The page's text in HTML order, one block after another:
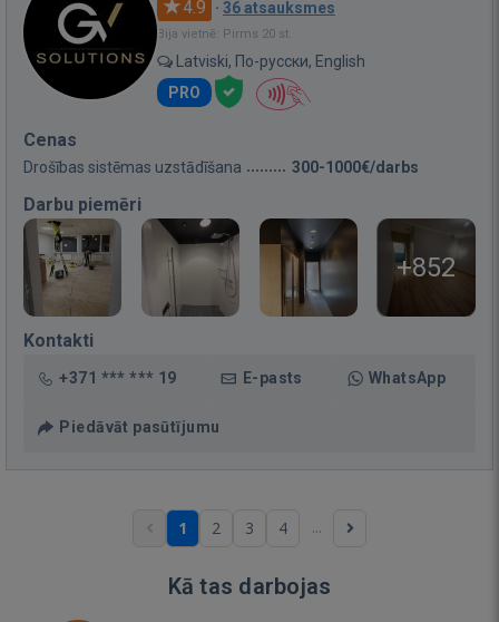
4.9 · 36 atsauksmes
Bija vietnē: Pirms 20 st.
Latviski, По-русски, English
PRO
Cenas
Drošības sistēmas uzstādīšana 300-1000€/darbs
Darbu piemēri
+852
Kontakti
+371 *** *** 19 E-pasts WhatsApp
Piedāvāt pasūtījumu
1 2 3 4 ...
Kā tas darbojas